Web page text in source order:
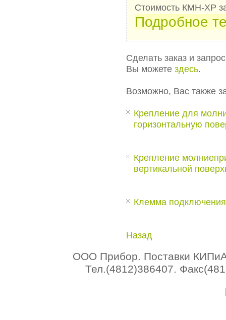
Стоимость КМН-ХР
Подробное
Сделать заказ и
Вы можете здесь.
Возможно, Вас также
Крепление для
горизонтальную
Крепление
вертикальной
Клемма
Назад
ООО Прибор. Поставки КИПиА
Тел.(4812)386407.